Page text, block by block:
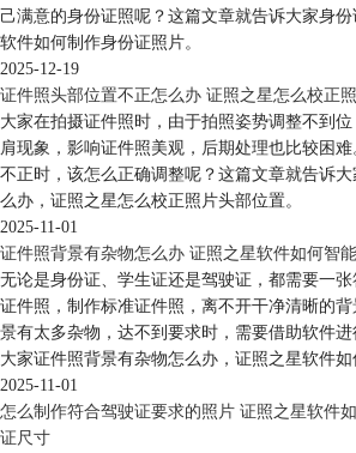
己满意的身份证照呢？这篇文章就告诉大家身
软件如何制作身份证照片。
2025-12-19
证件照头部位置不正怎么办 证照之星怎么校正
大家在拍摄证件照时，由于拍照姿势调整不到
肩现象，影响证件照美观，后期处理也比较困
不正时，该怎么正确调整呢？这篇文章就告诉
么办，证照之星怎么校正照片头部位置。
2025-11-01
证件照背景有杂物怎么办 证照之星软件如何智
无论是身份证、学生证还是驾驶证，都需要一
证件照，制作标准证件照，离不开干净清晰的
景有太多杂物，达不到要求时，需要借助软件
大家证件照背景有杂物怎么办，证照之星软件如
2025-11-01
怎么制作符合驾驶证要求的照片 证照之星软件
证尺寸